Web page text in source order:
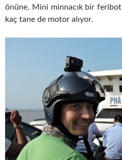
önüne. Mini minnacık bir
kaç tane de motor alıyor.